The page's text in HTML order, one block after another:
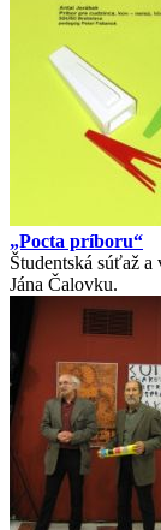
„Pocta príboru“
Študentská súťaž
Jána Čalovku.